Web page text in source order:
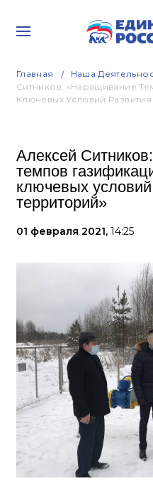
Главная Наша
Ситников: «Наращивание
Ключевых Условий
Алексей
темпов
ключевых условий
территорий»
01 февраля 2021, 14:25